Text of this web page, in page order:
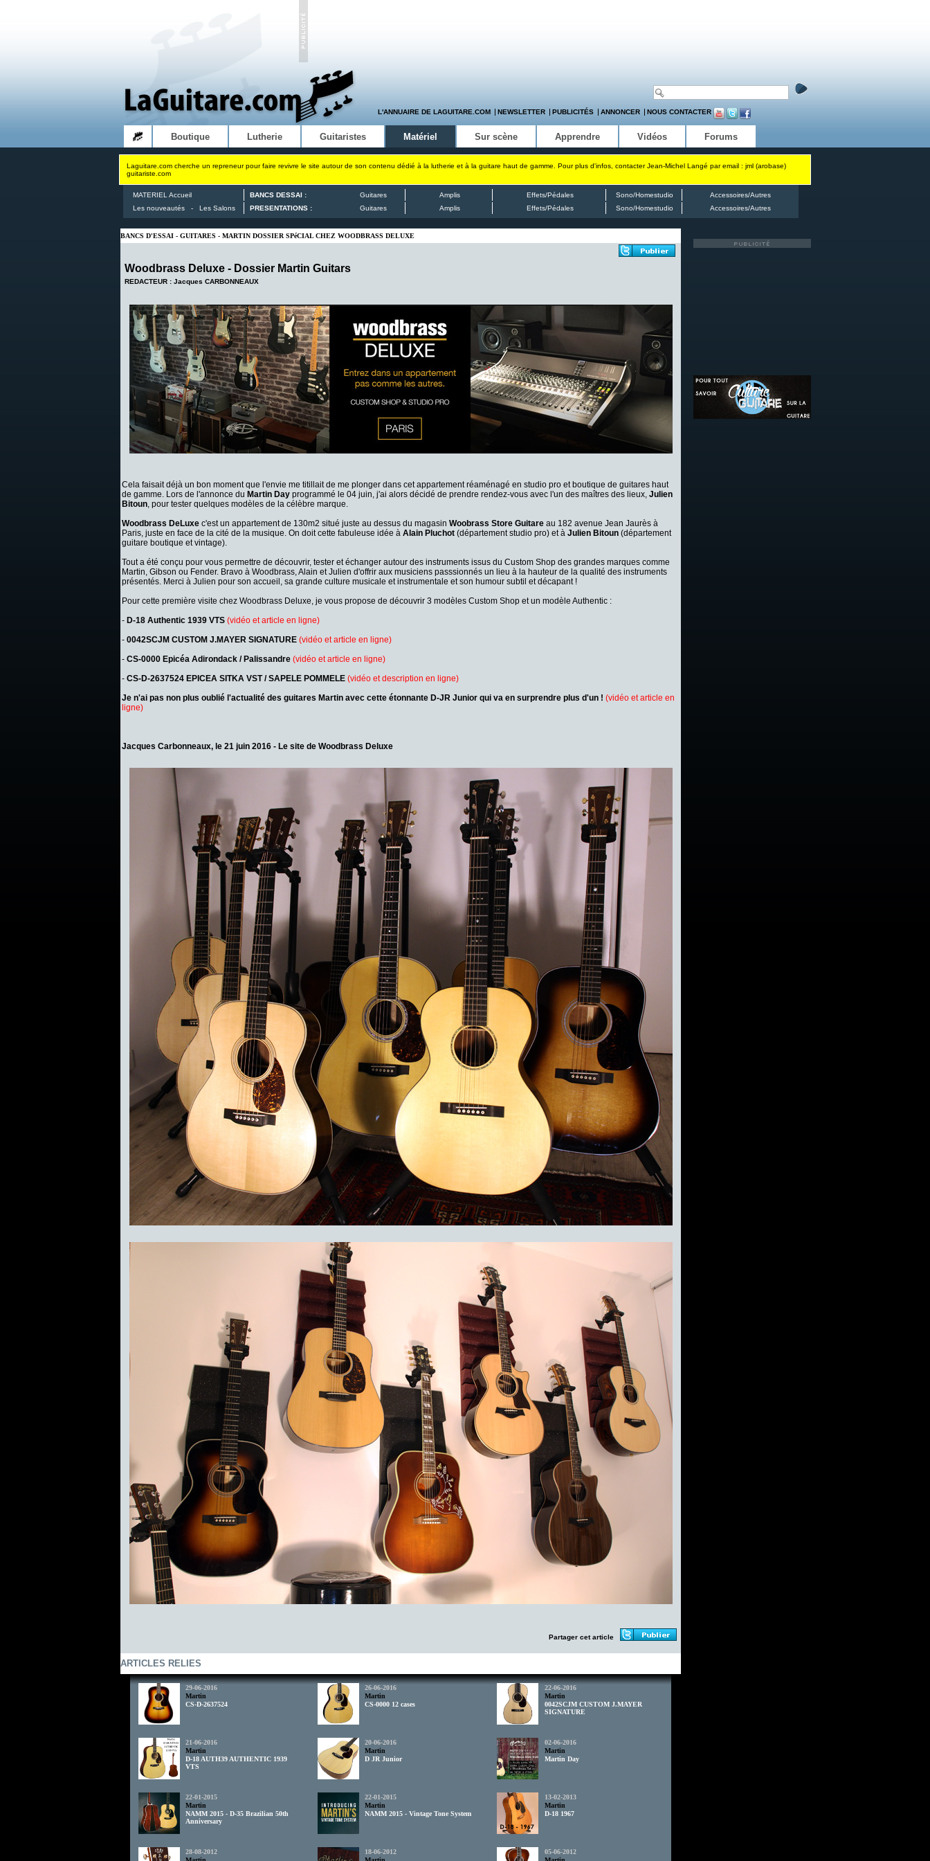
L'ANNUAIRE DE LAGUITARE.COM NEWSLETTER PUBLICITÉS ANNONCER NOUS CONTACTER
Boutique Lutherie Guitaristes Matériel Sur scène Apprendre Vidéos Forums
Laguitare.com cherche un repreneur pour faire revivre le site autour de son contenu dédié à la lutherie et à la guitare haut de gamme. Pour plus d'infos, contacter Jean-Michel Langé par email : jml (arobase)
guitariste.com
MATERIEL Accueil BANCS DESSAI : Guitares Amplis Effets/Pédales Sono/Homestudio
Accessoires/Autres
Les nouveautés
- Les Salons PRESENTATIONS : Guitares Amplis Effets/Pédales Sono/Homestudio Accessoires/Autres
BANCS D'ESSAI - GUITARES - MARTIN DOSSIER SPéCIAL CHEZ WOODBRASS DELUXE
Woodbrass Deluxe - Dossier Martin Guitars
REDACTEUR : Jacques CARBONNEAUX
Cela faisait déjà un bon moment que l'envie me titillait de me plonger dans cet appartement réaménagé en studio pro et boutique de guitares haut
de gamme. Lors de l'annonce du Martin Day programmé le 04 juin, j'ai alors décidé de prendre rendez-vous avec l'un des maîtres des lieux, Julien
Bitoun, pour tester quelques modèles de la célèbre marque.
Woodbrass DeLuxe c'est un appartement de 130m2 situé juste au dessus du magasin Woobrass Store Guitare au 182 avenue Jean Jaurès à
Paris, juste en face de la cité de la musique. On doit cette fabuleuse idée à Alain Pluchot (département studio pro) et à Julien Bitoun (département
guitare boutique et vintage).
Tout a été conçu pour vous permettre de découvrir, tester et échanger autour des instruments issus du Custom Shop des grandes marques comme
Martin, Gibson ou Fender. Bravo à Woodbrass, Alain et Julien d'offrir aux musiciens passsionnés un lieu à la hauteur de la qualité des instruments
présentés. Merci à Julien pour son accueil, sa grande culture musicale et instrumentale et son humour subtil et décapant !
Pour cette première visite chez Woodbrass Deluxe, je vous propose de découvrir 3 modèles Custom Shop et un modèle Authentic :
- D-18 Authentic 1939 VTS (vidéo et article en ligne)
- 0042SCJM CUSTOM J.MAYER SIGNATURE (vidéo et article en ligne)
- CS-0000 Epicéa Adirondack / Palissandre (vidéo et article en ligne)
- CS-D-2637524 EPICEA SITKA VST / SAPELE POMMELE (vidéo et description en ligne)
Je n'ai pas non plus oublié l'actualité des guitares Martin avec cette étonnante D-JR Junior qui va en surprendre plus d'un ! (vidéo et article en
ligne)
Jacques Carbonneaux, le 21 juin 2016 - Le site de Woodbrass Deluxe
Partager cet article
ARTICLES RELIES
29-06-2016
Martin
CS-D-2637524
26-06-2016
Martin
CS-0000 12 cases
22-06-2016
Martin
0042SCJM CUSTOM J.MAYER
SIGNATURE
21-06-2016
Martin
D-18 AUTH39 AUTHENTIC 1939
VTS
20-06-2016
Martin
D JR Junior
02-06-2016
Martin
Martin Day
22-01-2015
Martin
NAMM 2015 - D-35 Brazilian 50th
Anniversary
22-01-2015
Martin
NAMM 2015 - Vintage Tone System
13-02-2013
Martin
D-18 1967
28-08-2012
18-06-2012
05-06-2012